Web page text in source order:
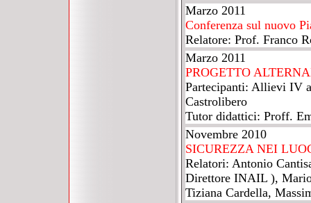
Marzo 2011
Conferenza sul nuovo
Relatore: Prof. Franco
Marzo 2011
PROGETTO
Partecipanti: Allievi IV
Castrolibero
Tutor didattici: Proff.
Novembre 2010
SICUREZZA NEI
Relatori: Antonio
Direttore INAIL ),
Tiziana Cardella,